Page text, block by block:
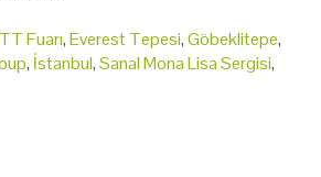
Fuarı,Everest Tepesi,Göbeklitepe,
, İstanbul,Sanal Mona Lisa Sergisi,